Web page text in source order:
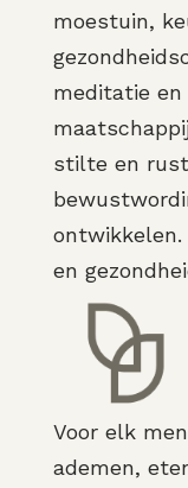
moestuin,
meditatie en
stilte en
ontwikkelen.
en
Voor elk
ademen,